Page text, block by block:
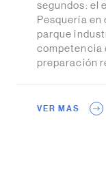
segundos: el
Pesquería en
parque
competencia
preparación
VER MAS